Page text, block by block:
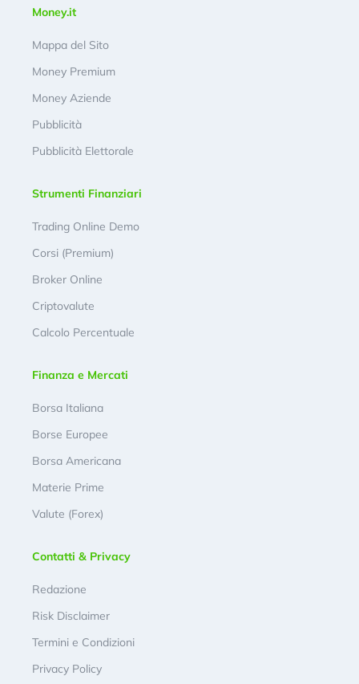
Money.it
Mappa del Sito
Money Premium
Money Aziende
Pubblicità
Pubblicità Elettorale
Strumenti Finanziari
Trading Online Demo
Corsi (Premium)
Broker Online
Criptovalute
Calcolo Percentuale
Finanza e Mercati
Borsa Italiana
Borse Europee
Borsa Americana
Materie Prime
Valute (Forex)
Contatti & Privacy
Redazione
Risk Disclaimer
Termini e Condizioni
Privacy Policy